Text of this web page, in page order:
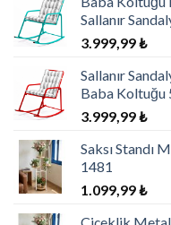
Sallanır
3.999,99₺
Sallanır
Baba Koltuğu
3.999,99₺
Saksı Standı
1481
1.099,99₺